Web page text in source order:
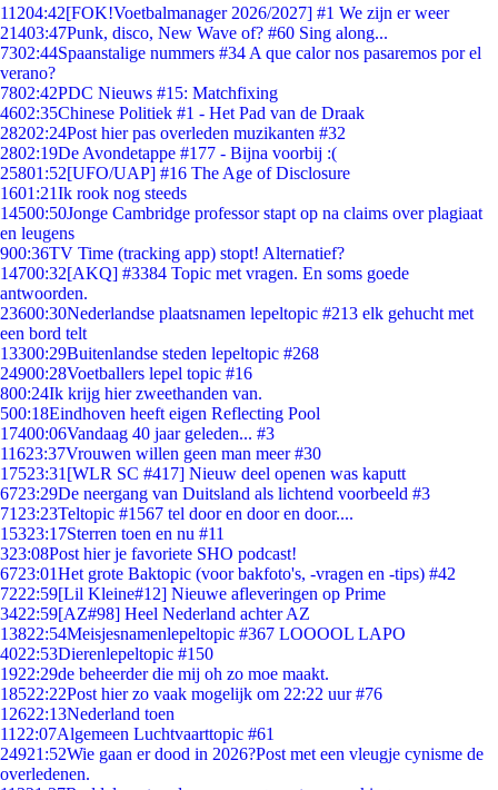
11204:42[FOK!Voetbalmanager 2026/2027] #1 We zijn er weer
21403:47Punk, disco, New Wave of? #60 Sing along...
7302:44Spaanstalige nummers #34 A que calor nos pasaremos por el
verano?
7802:42PDC Nieuws #15: Matchfixing
4602:35Chinese Politiek #1 - Het Pad van de Draak
28202:24Post hier pas overleden muzikanten #32
2802:19De Avondetappe #177 - Bijna voorbij :(
25801:52[UFO/UAP] #16 The Age of Disclosure
1601:21Ik rook nog steeds
14500:50Jonge Cambridge professor stapt op na claims over plagiaat
en leugens
900:36TV Time (tracking app) stopt! Alternatief?
14700:32[AKQ] #3384 Topic met vragen. En soms goede
antwoorden.
23600:30Nederlandse plaatsnamen lepeltopic #213 elk gehucht met
een bord telt
13300:29Buitenlandse steden lepeltopic #268
24900:28Voetballers lepel topic #16
800:24Ik krijg hier zweethanden van.
500:18Eindhoven heeft eigen Reflecting Pool
17400:06Vandaag 40 jaar geleden... #3
11623:37Vrouwen willen geen man meer #30
17523:31 [WLR SC #417] Nieuw deel openen was kaputt
6723:29De neergang van Duitsland als lichtend voorbeeld #3
71 23:23Teltopic #1567 tel door en door en door....
15323:17Sterren toen en nu #11
323:08Post hier je favoriete SHO podcast!
6723:01Het grote Baktopic (voor bakfoto's, -vragen en -tips) #42
7222:59[Lil Kleine#12] Nieuwe afleveringen op Prime
3422:59[AZ#98] Heel Nederland achter AZ
13822:54Meisjesnamenlepeltopic #367 LOOOOL LAPO
4022:53Dierenlepeltopic #150
1922:29de beheerder die mij oh zo moe maakt.
18522:22Post hier zo vaak mogelijk om 22:22 uur #76
12622:13Nederland toen
11 22:07Algemeen Luchtvaarttopic #61
24921:52Wie gaan er dood in 2026?Post met een vleugje cynisme de
overledenen.